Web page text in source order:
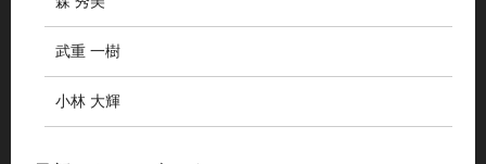
武重 一樹
小林 大輝